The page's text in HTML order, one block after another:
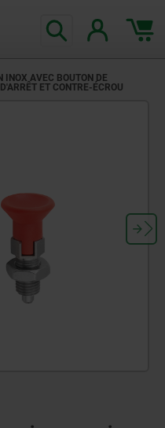
INOX AVEC BOUTON DE
ET CONTRE-ÉCROU